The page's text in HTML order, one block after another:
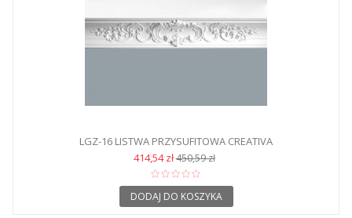
LGZ-16 LISTWA PRZYSUFITOWA CREATIVA
414,54 zł450,59 zł
DODAJ DO KOSZYKA